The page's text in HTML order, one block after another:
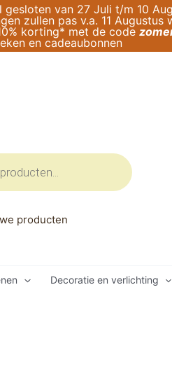
van 27 Juli t/m 10
zullen pas v.a. 11 Augustus
korting* met de code
en cadeaubonnen
producten
Decoratie en verlichting